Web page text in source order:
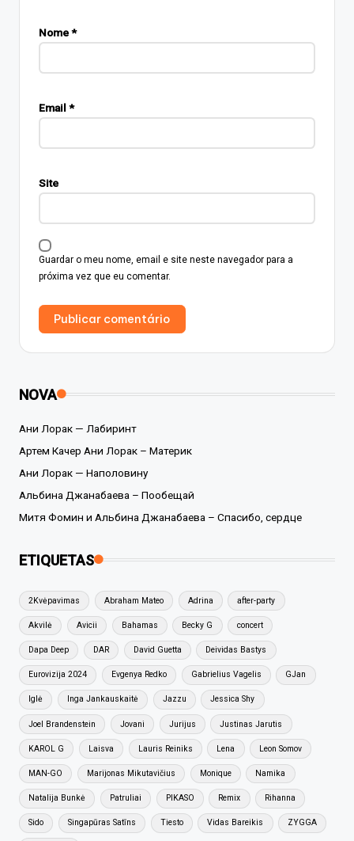
Nome*
Email *
Site
Guardar o meu nome, email e site neste navegador para a
próxima vez que eu comentar.
NOVA
Ани Лорак — Лабиринт
Артем Качер Ани Лорак – Материк
Ани Лорак — Наполовину
Альбина Джанабаева – Пообещай
Митя Фомин и Альбина Джанабаева – Спасибо, сердце
ETIQUETAS
2Kvėpavimas Abraham Mateo Adrina after-party
Akvilė Avicii Bahamas Becky G concert
Dapa Deep DAR David Guetta Deividas Bastys
Eurovizija 2024 Evgenya Redko Gabrielius Vagelis GJan
Iglė Inga Jankauskaitė Jazzu Jessica Shy
Joel Brandenstein Jovani Jurijus Justinas Jarutis
KAROL G Laisva Lauris Reiniks Lena Leon Somov
MAN-GO Marijonas Mikutavičius Monique Namika
Natalija Bunkė Patruliai PIKASO Remix Rihanna
Sido Singapūras Satīns Tiesto Vidas Bareikis ZYGGA